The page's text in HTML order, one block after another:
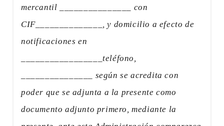
mercantil _______________ con
CIF______________, y domicilio a efecto de
notificaciones en
_________________teléfono,
_______________ según se acredita con
poder que se adjunta a la presente como
documento adjunto primero, mediante la